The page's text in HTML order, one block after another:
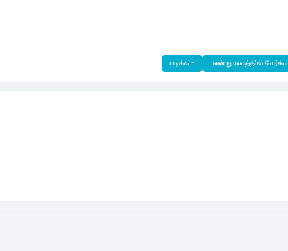
படிக்க என் நூலகத்தில் சேர்க்க